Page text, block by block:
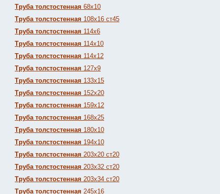
Труба толстостенная 68х10
Труба толстостенная 108х16 ст45
Труба толстостенная 114х6
Труба толстостенная 114х10
Труба толстостенная 114х12
Труба толстостенная 127х9
Труба толстостенная 133х15
Труба толстостенная 152х20
Труба толстостенная 159х12
Труба толстостенная 168х25
Труба толстостенная 180х10
Труба толстостенная 194х10
Труба толстостенная 203х20 ст20
Труба толстостенная 203х32 ст20
Труба толстостенная 203х34 ст20
Труба толстостенная 245х16